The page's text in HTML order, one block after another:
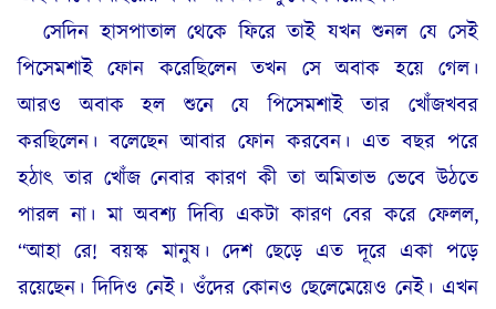
সেদিন হাসপাতাল থেকে ফিরে তাই যখন শুনল যে সেই
পিসেমশাই ফোন করেছিলেন তখন সে অবাক হয়ে গেল।
আরও অবাক হল শুনে যে পিসেমশাই তার খোঁজখবর
করছিলেন। বলেছেন আবার ফোন করবেন। এত বছর পরে
হঠাৎ তার খোঁজ নেবার কারণ কী তা অমিতাভ ভেবে উঠতে
পারল না। মা অবশ্য দিব্যি একটা কারণ বের করে ফেলল,
“আহা রে! বয়স্ক মানুষ। দেশ ছেড়ে এত দূরে একা পড়ে
রয়েছেন। দিদিও নেই। ওঁদের কোনও ছেলেমেয়েও নেই। এখন